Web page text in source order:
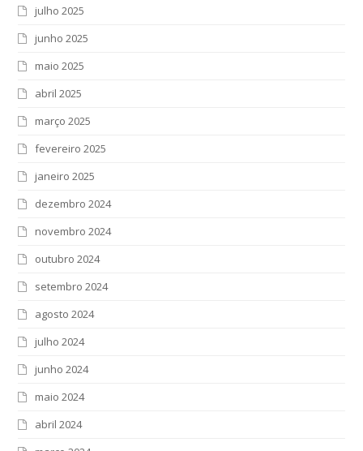
julho 2025
junho 2025
maio 2025
abril 2025
março 2025
fevereiro 2025
janeiro 2025
dezembro 2024
novembro 2024
outubro 2024
setembro 2024
agosto 2024
julho 2024
junho 2024
maio 2024
abril 2024